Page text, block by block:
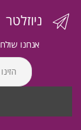
ניוזלטר
אנחנו